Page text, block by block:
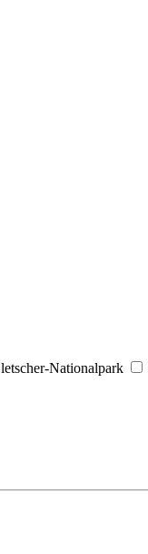
Nationalpark